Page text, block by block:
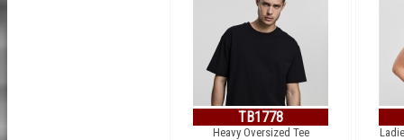
TB1778
Heavy Oversized Tee